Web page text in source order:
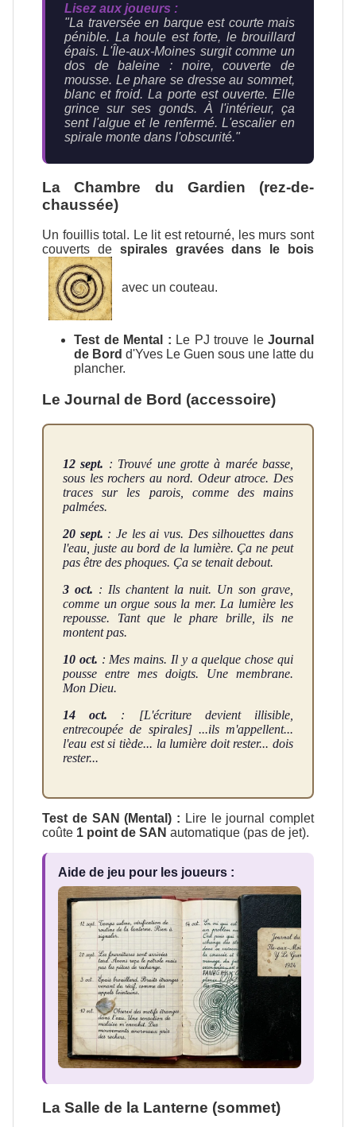
Lisez aux joueurs :
"La traversée en barque est courte mais
pénible. La houle est forte, le brouillard
épais. L'Île-aux-Moines surgit comme un
dos de baleine : noire, couverte de
mousse. Le phare se dresse au sommet,
blanc et froid. La porte est ouverte. Elle
grince sur ses gonds. À l'intérieur, ça
sent l'algue et le renfermé. L'escalier en
spirale monte dans l'obscurité."
La Chambre du Gardien (rez-de-
chaussée)
Un fouillis total. Le lit est retourné, les murs sont
couverts de spirales gravées dans le bois
avec un couteau.
Test de Mental : Le PJ trouve le Journal
de Bord d'Yves Le Guen sous une latte du
plancher.
Le Journal de Bord (accessoire)
12 sept. : Trouvé une grotte à marée basse,
sous les rochers au nord. Odeur atroce. Des
traces sur les parois, comme des mains
palmées.
20 sept. : Je les ai vus. Des silhouettes dans
l'eau, juste au bord de la lumière. Ça ne peut
pas être des phoques. Ça se tenait debout.
3 oct. : Ils chantent la nuit. Un son grave,
comme un orgue sous la mer. La lumière les
repousse. Tant que le phare brille, ils ne
montent pas.
10 oct. : Mes mains. Il y a quelque chose qui
pousse entre mes doigts. Une membrane.
Mon Dieu.
14 oct. : [L'écriture devient illisible,
entrecoupée de spirales] ...ils m'appellent...
l'eau est si tiède... la lumière doit rester... dois
rester...
Test de SAN (Mental) : Lire le journal complet
coûte 1 point de SAN automatique (pas de jet).
Aide de jeu pour les joueurs :
La Salle de la Lanterne (sommet)